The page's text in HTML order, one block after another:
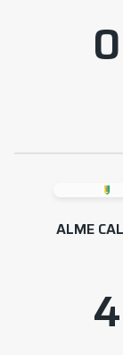
0
ALME
4